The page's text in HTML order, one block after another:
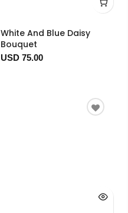
White And Blue Daisy
Bouquet
USD 75.00